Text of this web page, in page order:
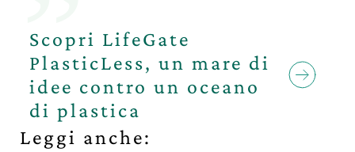
Scopri LifeGate
PlasticLess, un mare di
idee contro un oceano
di plastica
Leggi anche: